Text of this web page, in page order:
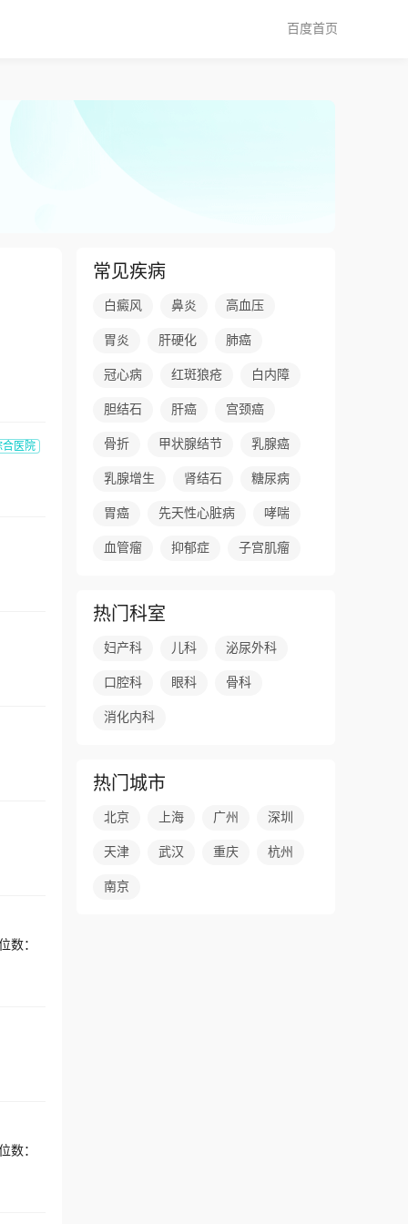
百度首页
合医院
数：
数：
常见疾病
白癜风 鼻炎 高血压
胃炎 肝硬化 肺癌
冠心病 红斑狼疮 白内障
胆结石 肝癌 宫颈癌
骨折 甲状腺结节 乳腺癌
乳腺增生 肾结石 糖尿病
胃癌 先天性心脏病 哮喘
血管瘤 抑郁症 子宫肌瘤
热门科室
妇产科 儿科 泌尿外科
口腔科 眼科 骨科
消化内科
热门城市
北京 上海 广州 深圳
天津 武汉 重庆 杭州
南京